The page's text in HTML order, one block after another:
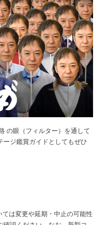
の眼（フィルター）を通して
ジ鑑賞ガイドとしてもぜひ
は変更や延期・中止の可能性